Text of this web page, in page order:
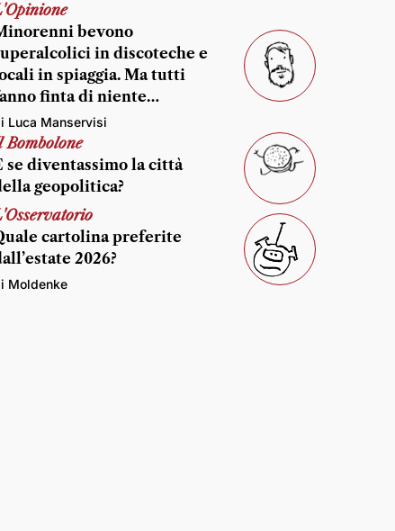
bevono
in discoteche e
in spiaggia. Ma tutti
finta di niente…
Luca Manservisi
Bombolone
se diventassimo la città
geopolitica?
cartolina preferite
2026?
Moldenke